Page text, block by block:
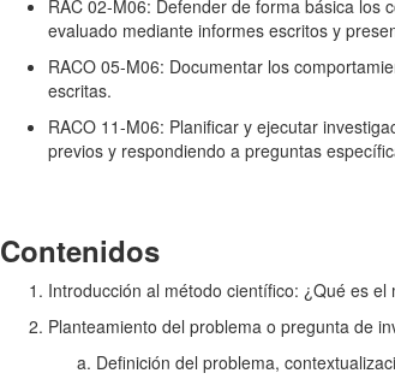
RAC 02-M06: Defender de forma básica los
evaluado mediante informes escritos y
RACO 05-M06: Documentar los
escritas.
RACO 11-M06: Planificar y ejecutar
previos y respondiendo a preguntas
Contenidos
Introducción al método científico: ¿Qué es
Planteamiento del problema o pregunta de
Definición del problema,